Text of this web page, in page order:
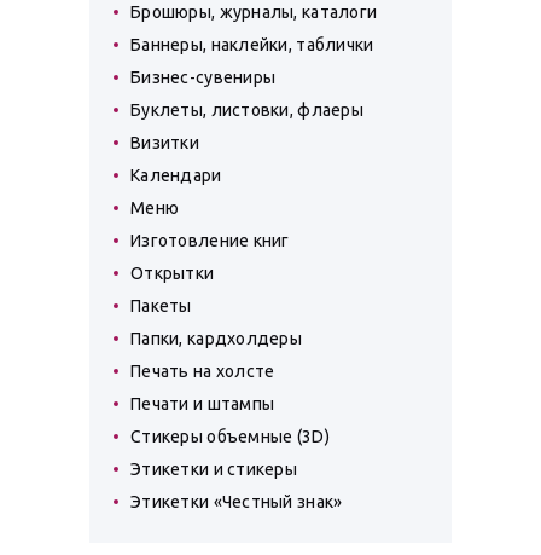
Брошюры, журналы, каталоги
Баннеры, наклейки, таблички
Бизнес-сувениры
Буклеты, листовки, флаеры
Визитки
Календари
Меню
Изготовление книг
Открытки
Пакеты
Папки, кардхолдеры
Печать на холсте
Печати и штампы
Стикеры объемные (3D)
Этикетки и стикеры
Этикетки «Честный знак»